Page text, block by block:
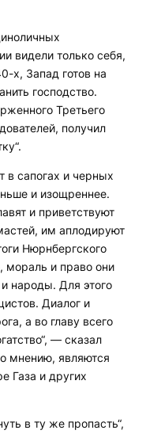
видели только себя,
х, Запад готов на
господство.
Третьего
получил
в сапогах и черных
и изощреннее.
и приветствуют
им аплодируют
Нюрнбергского
мораль и право они
народы. Для этого
Диалог и
а во главу всего
— сказал
мнению, являются
Газа и других
в ту же пропасть“,